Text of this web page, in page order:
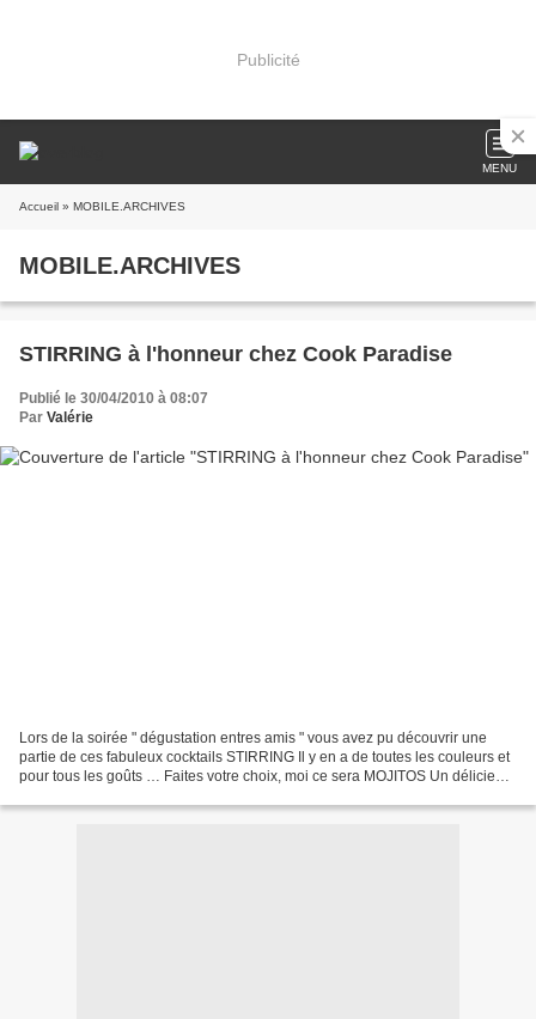
Publicité
MENU
Accueil » MOBILE.ARCHIVES
MOBILE.ARCHIVES
STIRRING à l'honneur chez Cook Paradise
Publié le 30/04/2010 à 08:07
Par Valérie
Lors de la soirée " dégustation entres amis " vous avez pu découvrir une
partie de ces fabuleux cocktails STIRRING Il y en a de toutes les couleurs et
pour tous les goûts … Faites votre choix, moi ce sera MOJITOS Un délicieux